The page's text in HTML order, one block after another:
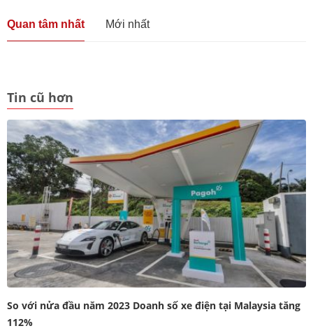
Quan tâm nhất Mới nhất
Tin cũ hơn
So với nửa đầu năm 2023 Doanh số xe điện tại Malaysia tăng
112%